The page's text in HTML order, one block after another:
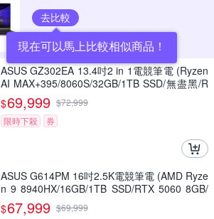
去比較
現在可以馬上比較相似商品！
ASUS GZ302EA 13.4吋2 in 1電競筆電 (Ryzen
AI MAX+395/8060S/32GB/1TB SSD/無盡黑/R
OG Flow Z13)
$69,999 $72,999
限時下殺
券
ASUS G614PM 16吋2.5K電競筆電 (AMD Ryze
n 9 8940HX/16GB/1TB SSD/RTX 5060 8GB/
幻潮黑/ROG Strix G16)
$67,999 $69,999